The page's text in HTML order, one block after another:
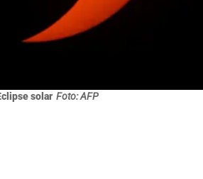
solar Foto: AFP